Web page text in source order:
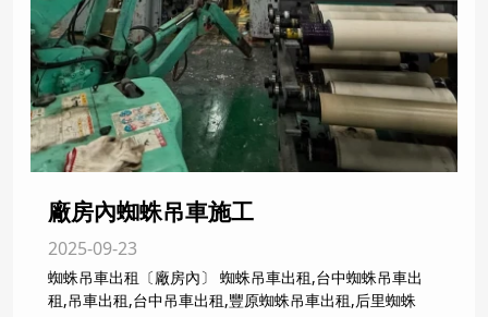
廠房內蜘蛛吊車施工
2025-09-23
蜘蛛吊車出租〔廠房內〕 蜘蛛吊車出租,台中蜘蛛吊車出
租,吊車出租,台中吊車出租,豐原蜘蛛吊車出租,后里蜘蛛